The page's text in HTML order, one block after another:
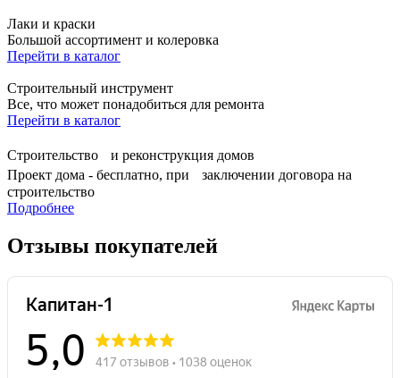
Лаки и краски
Большой ассортимент и колеровка
Перейти в каталог
Строительный инструмент
Все, что может понадобиться для ремонта
Перейти в каталог
Строительство и реконструкция домов
Проект дома - бесплатно, при заключении договора на
строительство
Подробнее
Отзывы покупателей